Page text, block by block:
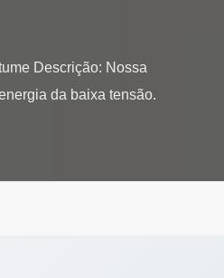
Descrição: Nossa
da baixa tensão.